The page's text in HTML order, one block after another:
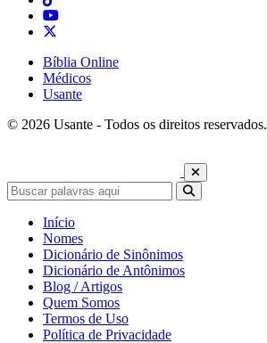
Bíblia Online
Médicos
Usante
© 2026 Usante - Todos os direitos reservados.
Início
Nomes
Dicionário de Sinônimos
Dicionário de Antônimos
Blog / Artigos
Quem Somos
Termos de Uso
Política de Privacidade